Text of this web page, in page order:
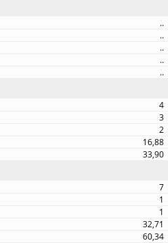
..
..
..
..
..
4
3
2
16,88
33,90
7
1
1
32,71
60,34